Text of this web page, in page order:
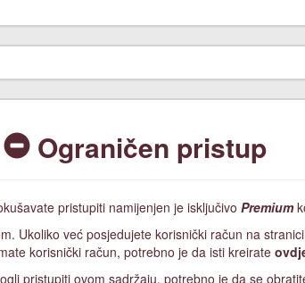
Ograničen pristup
pristupiti namijenjen je isključivo Premium
Ukoliko već posjedujete korisnički račun na
korisnički račun, potrebno je da isti kreirate
pristupiti ovom sadržaju, potrebno je da se